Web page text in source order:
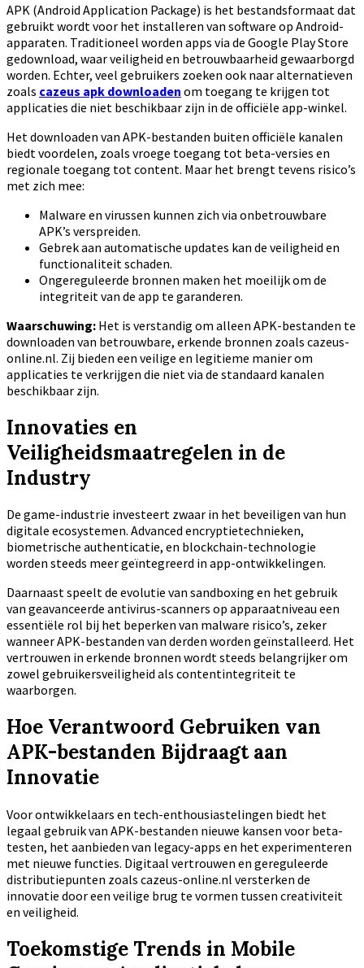
APK (Android Application Package) is het bestandsformaat dat
gebruikt wordt voor het installeren van software op Android-
apparaten. Traditioneel worden apps via de Google Play Store
gedownload, waar veiligheid en betrouwbaarheid gewaarborgd
worden. Echter, veel gebruikers zoeken ook naar alternatieven
zoals cazeus apk downloaden om toegang te krijgen tot
applicaties die niet beschikbaar zijn in de officiële app-winkel.
Het downloaden van APK-bestanden buiten officiële kanalen
biedt voordelen, zoals vroege toegang tot beta-versies en
regionale toegang tot content. Maar het brengt tevens risico’s
met zich mee:
Malware en virussen kunnen zich via onbetrouwbare
APK’s verspreiden.
Gebrek aan automatische updates kan de veiligheid en
functionaliteit schaden.
Ongereguleerde bronnen maken het moeilijk om de
integriteit van de app te garanderen.
Waarschuwing: Het is verstandig om alleen APK-bestanden te
downloaden van betrouwbare, erkende bronnen zoals cazeus-
online.nl. Zij bieden een veilige en legitieme manier om
applicaties te verkrijgen die niet via de standaard kanalen
beschikbaar zijn.
Innovaties en
Veiligheidsmaatregelen in de
Industry
De game-industrie investeert zwaar in het beveiligen van hun
digitale ecosystemen. Advanced encryptietechnieken,
biometrische authenticatie, en blockchain-technologie
worden steeds meer geïntegreerd in app-ontwikkelingen.
Daarnaast speelt de evolutie van sandboxing en het gebruik
van geavanceerde antivirus-scanners op apparaatniveau een
essentiële rol bij het beperken van malware risico’s, zeker
wanneer APK-bestanden van derden worden geïnstalleerd. Het
vertrouwen in erkende bronnen wordt steeds belangrijker om
zowel gebruikersveiligheid als contentintegriteit te
waarborgen.
Hoe Verantwoord Gebruiken van
APK-bestanden Bijdraagt aan
Innovatie
Voor ontwikkelaars en tech-enthousiastelingen biedt het
legaal gebruik van APK-bestanden nieuwe kansen voor beta-
testen, het aanbieden van legacy-apps en het experimenteren
met nieuwe functies. Digitaal vertrouwen en gereguleerde
distributiepunten zoals cazeus-online.nl versterken de
innovatie door een veilige brug te vormen tussen creativiteit
en veiligheid.
Toekomstige Trends in Mobile